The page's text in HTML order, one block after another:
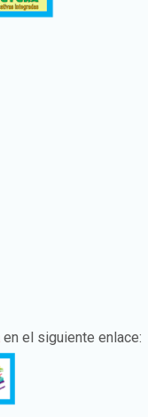
en el siguiente enlace: